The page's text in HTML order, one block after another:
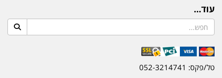
עוד...
טל/פקס: 052-3214741